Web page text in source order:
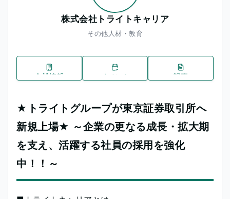
株式会社トライトキャリア
その他人材・教育
企業情報 イベント 記事
★トライトグループが東京証券取引所へ
新規上場★ ～企業の更なる成長・拡大期
を支え、活躍する社員の採用を強化
中！！～